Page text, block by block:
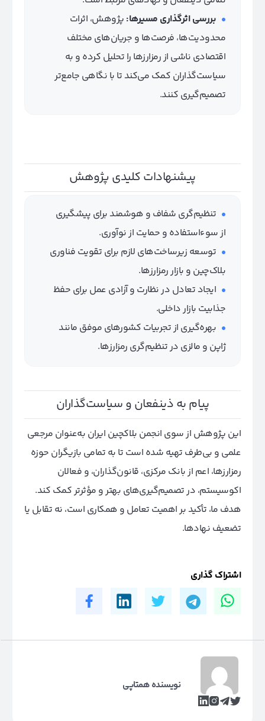
بررسی اثرگذاری مسیرها: پژوهش، اثرات
محدودیت‌ها، فرصت‌ها و جریان‌های مختلف
اقتصادی ناشی از رمزارزها را تحلیل کرده و به
سیاست‌گذاران کمک می‌کند تا با نگاهی جامع‌تر
تصمیم‌گیری کنند.
پیشنهادات کلیدی پژوهش
تنظیم‌گری شفاف و هوشمند برای پیشگیری
از سوءاستفاده و حمایت از نوآوری.
توسعه زیرساخت‌های لازم برای تقویت فناوری
بلاک‌چین و بازار رمزارزها.
ایجاد تعادل در نظارت و آزادی عمل برای حفظ
جذابیت بازار داخلی.
بهره‌گیری از تجربیات کشورهای موفق مانند
ژاپن و مالزی در تنظیم‌گری رمزارزها.
پیام به ذینفعان و سیاست‌گذاران
این پژوهش از سوی انجمن بلاکچین ایران به‌عنوان مرجعی
علمی و بی‌طرف تهیه شده است تا به تمامی بازیگران حوزه
رمزارزها، اعم از بانک مرکزی، قانون‌گذاران، و فعالان
اکوسیستم، در تصمیم‌گیری‌های بهتر و مؤثرتر کمک کند.
هدف ما، تأکید بر اهمیت تعامل و همکاری است، نه تقابل یا
تضعیف نهادها.
اشتراک گذاری
نویسنده همتاپی